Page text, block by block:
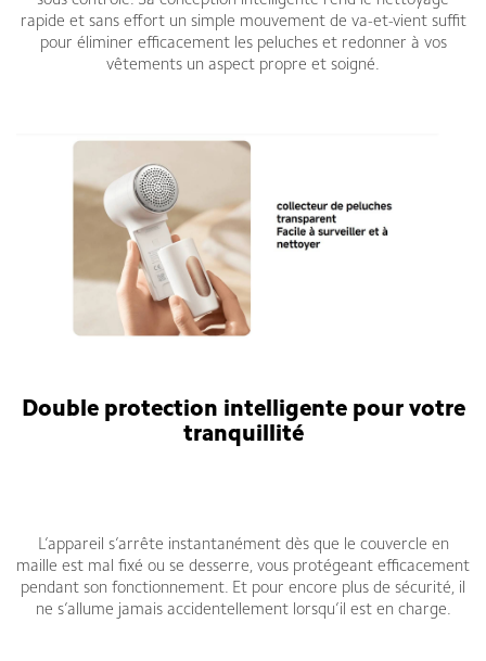
rapide et sans effort un simple mouvement de va-et-vient suffit
pour éliminer efficacement les peluches et redonner à vos
vêtements un aspect propre et soigné.
Double protection intelligente pour votre
tranquillité
L’appareil s’arrête instantanément dès que le couvercle en
maille est mal fixé ou se desserre, vous protégeant efficacement
pendant son fonctionnement. Et pour encore plus de sécurité, il
ne s’allume jamais accidentellement lorsqu’il est en charge.